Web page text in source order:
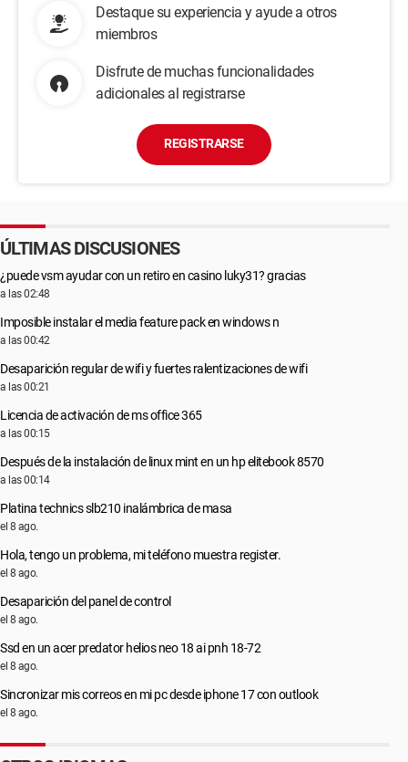
Destaque su experiencia y ayude a otros
miembros
Disfrute de muchas funcionalidades
adicionales al registrarse
REGISTRARSE
ÚLTIMAS DISCUSIONES
¿puede vsm ayudar con un retiro en casino luky31? gracias
a las 02:48
Imposible instalar el media feature pack en windows n
a las 00:42
Desaparición regular de wifi y fuertes ralentizaciones de wifi
a las 00:21
Licencia de activación de ms office 365
a las 00:15
Después de la instalación de linux mint en un hp elitebook 8570
a las 00:14
Platina technics slb210 inalámbrica de masa
el 8 ago.
Hola, tengo un problema, mi teléfono muestra register.
el 8 ago.
Desaparición del panel de control
el 8 ago.
Ssd en un acer predator helios neo 18 ai pnh 18-72
el 8 ago.
Sincronizar mis correos en mi pc desde iphone 17 con outlook
el 8 ago.